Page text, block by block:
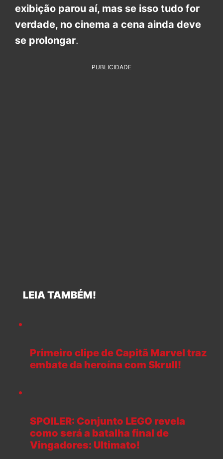
exibição parou aí, mas se isso tudo for
verdade, no cinema a cena ainda deve
se prolongar.
PUBLICIDADE
LEIA TAMBÉM!
Primeiro clipe de Capitã Marvel traz
embate da heroína com Skrull!
SPOILER: Conjunto LEGO revela
como será a batalha final de
Vingadores: Ultimato!